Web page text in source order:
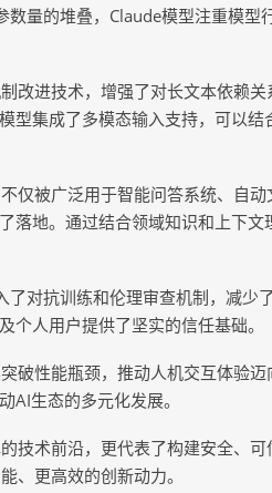
量的堆叠，Claude模型注重模型
改进技术，增强了对长文本依赖
型集成了多模态输入支持，可以
仅被广泛用于智能问答系统、自
落地。通过结合领域知识和上下
对抗训练和伦理审查机制，减少
人用户提供了坚实的信任基础。
破性能瓶颈，推动人机交互体验
AI生态的多元化发展。
技术前沿，更代表了构建安全、
、更高效的创新动力。